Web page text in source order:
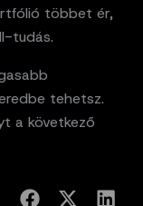
többet ér,
tudás.
tehetsz.
a következő